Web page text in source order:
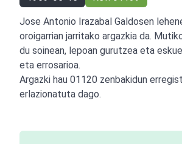
Jose Antonio Irazabal Galdosen
oroigarrian jarritako argazkia da.
du soinean, lepoan gurutzea eta
eta errosarioa.
Argazki hau 01120 zenbakidun
erlazionatuta dago.